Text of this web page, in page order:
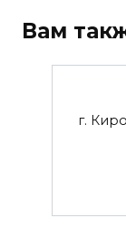
Вам
г.